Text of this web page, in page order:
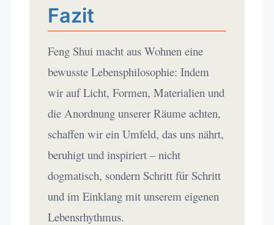
Fazit
Feng Shui macht aus Wohnen eine
bewusste Lebensphilosophie: Indem
wir auf Licht, Formen, Materialien und
die Anordnung unserer Räume achten,
schaffen wir ein Umfeld, das uns nährt,
beruhigt und inspiriert – nicht
dogmatisch, sondern Schritt für Schritt
und im Einklang mit unserem eigenen
Lebensrhythmus.